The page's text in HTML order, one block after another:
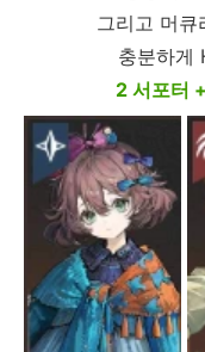
그리고 머
충분하게
2 서포터